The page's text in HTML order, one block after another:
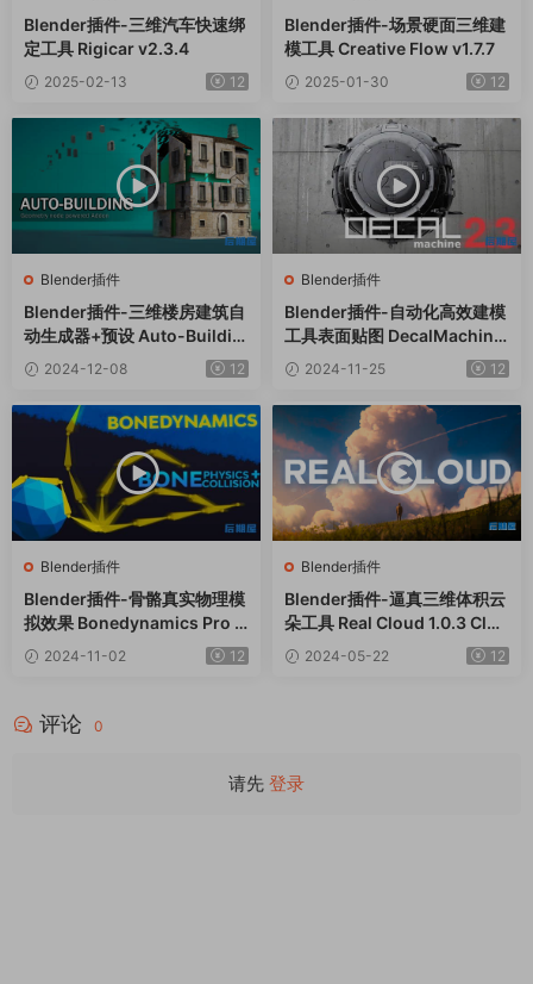
Blender插件-三维汽车快速绑
定工具 Rigicar v2.3.4
2025-02-13 12
Blender插件-场景硬面三维建
模工具 Creative Flow v1.7.7
2025-01-30 12
Blender插件
Blender插件-三维楼房建筑自
动生成器+预设 Auto-Buildin
g v1.2.6
2024-12-08 12
Blender插件
Blender插件-自动化高效建模
工具表面贴图 DecalMachine
V2.132024-11-25 12
Blender插件
Blender插件-骨骼真实物理模
拟效果 Bonedynamics Pro V
1.5.32024-11-02 12
Blender插件
Blender插件-逼真三维体积云
朵工具 Real Cloud 1.0.3 Clou
d Generator+预设库
2024-05-22 12
评论 0
请先 登录